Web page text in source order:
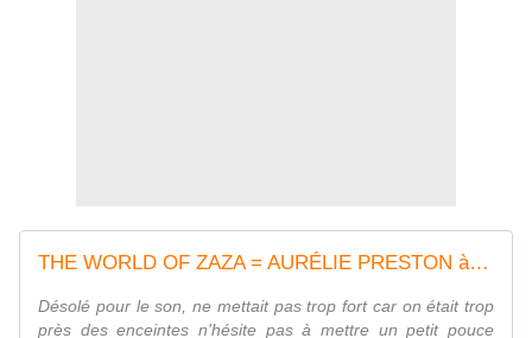
THE WORLD OF ZAZA = AURÉLIE PRESTON à LA ROCHELLE
Désolé pour le son, ne mettait pas trop fort car on était trop
près des enceintes n'hésite pas à mettre un petit pouce